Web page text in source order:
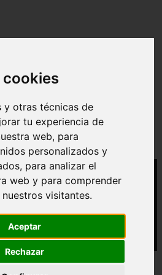
y otras técnicas de
tu experiencia de
web, para
personalizados y
para analizar el
web y para comprender
visitantes.
Aceptar
Rechazar
el jardín que
Nacional desde 1943, presenta